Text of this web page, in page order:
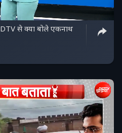
से क्या बोले एकनाथ